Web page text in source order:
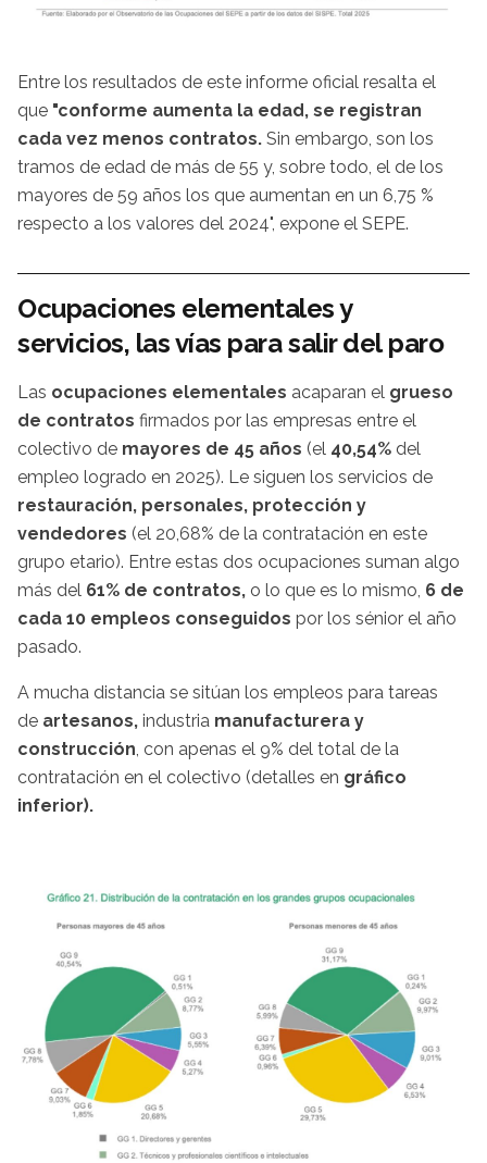
Entre los resultados de este informe oficial resalta el
que "conforme aumenta la edad, se registran
cada vez menos contratos. Sin embargo, son los
tramos de edad de más de 55 y, sobre todo, el de los
mayores de 59 años los que aumentan en un 6,75 %
respecto a los valores del 2024", expone el SEPE.
Ocupaciones elementales y
servicios, las vías para salir del paro
Las ocupaciones elementales acaparan el grueso
de contratos firmados por las empresas entre el
colectivo de mayores de 45 años (el 40,54% del
empleo logrado en 2025). Le siguen los servicios de
restauración, personales, protección y
vendedores (el 20,68% de la contratación en este
grupo etario). Entre estas dos ocupaciones suman algo
más del 61% de contratos, o lo que es lo mismo, 6 de
cada 10 empleos conseguidos por los sénior el año
pasado.
A mucha distancia se sitúan los empleos para tareas
de artesanos, industria manufacturera y
construcción , con apenas el 9% del total de la
contratación en el colectivo (detalles en gráfico
inferior).